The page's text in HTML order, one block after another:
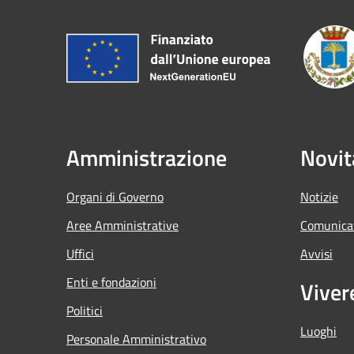
Amministrazione
Organi di Governo
Aree Amministrative
Uffici
Enti e fondazioni
Politici
Personale Amministrativo
Notizie
Avvisi
Luoghi